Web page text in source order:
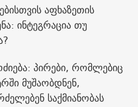
აფხაზეთის
ინტეგრაცია თუ
პირები, რომლებიც
მუშაობდნენ,
საქმიანობას